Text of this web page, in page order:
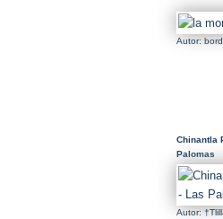
Autor:
Chinantla
Palomas
Autor: